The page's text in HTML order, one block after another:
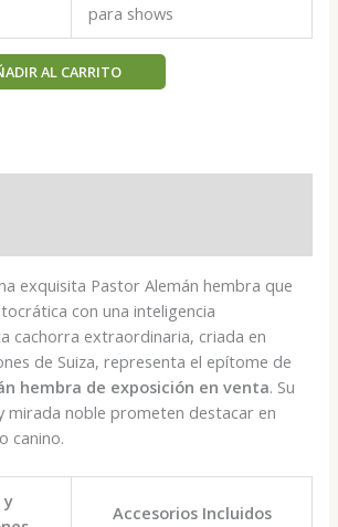
para shows
AL CARRITO
exquisita Pastor Alemán hembra que
con una inteligencia
cachorra extraordinaria, criada en
de Suiza, representa el epítome de
hembra de exposición en venta. Su
mirada noble prometen destacar en
canino.
y
Accesorios Incluidos